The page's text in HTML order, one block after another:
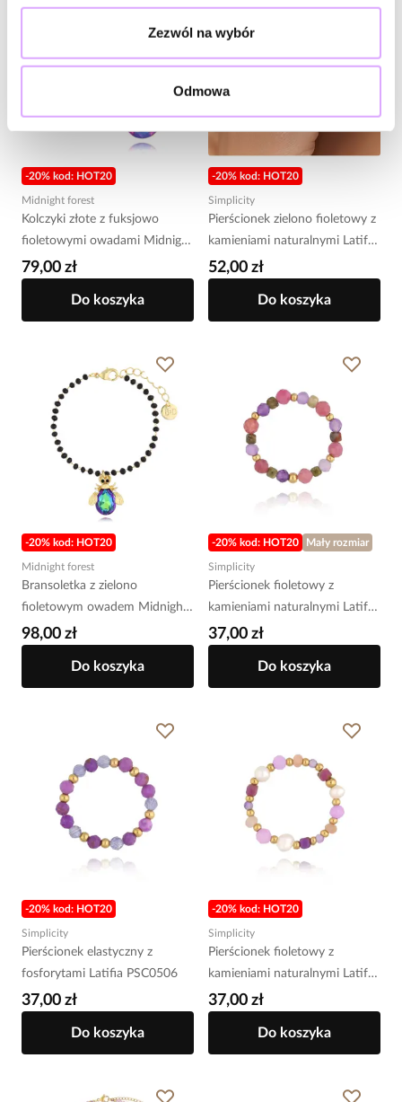
Zezwól na wybór
Odmowa
-20% kod: HOT20
Midnight forest
Kolczyki złote z fuksjowo
fioletowymi owadami Midnight
KMI0294
79,00 zł
Do koszyka
-20% kod: HOT20
Simplicity
Pierścionek zielono fioletowy z
kamieniami naturalnymi Latifa
PSC0568
52,00 zł
Do koszyka
-20% kod: HOT20
Midnight forest
Bransoletka z zielono
fioletowym owadem Midnight
BMI0171
98,00 zł
Do koszyka
-20% kod: HOT20 Mały rozmiar
Simplicity
Pierścionek fioletowy z
kamieniami naturalnymi Latifa
PSC0530
37,00 zł
Do koszyka
-20% kod: HOT20
Simplicity
Pierścionek elastyczny z
fosforytami Latifia PSC0506
37,00 zł
Do koszyka
-20% kod: HOT20
Simplicity
Pierścionek fioletowy z
kamieniami naturalnymi Latifa
PSC0497
37,00 zł
Do koszyka